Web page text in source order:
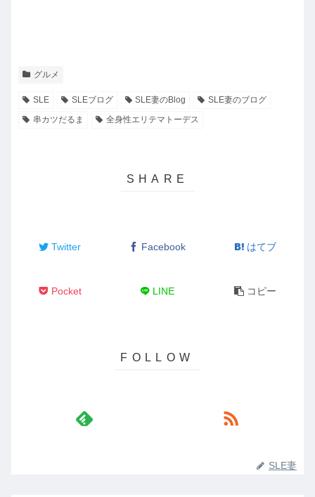
グルメ
SLE SLEブログ SLE妻のBlog
SLE妻のブログ
串カツだるま
全身性エリテマトーデス
Twitter Facebook はてブ
Pocket LINE コピー
SLE妻